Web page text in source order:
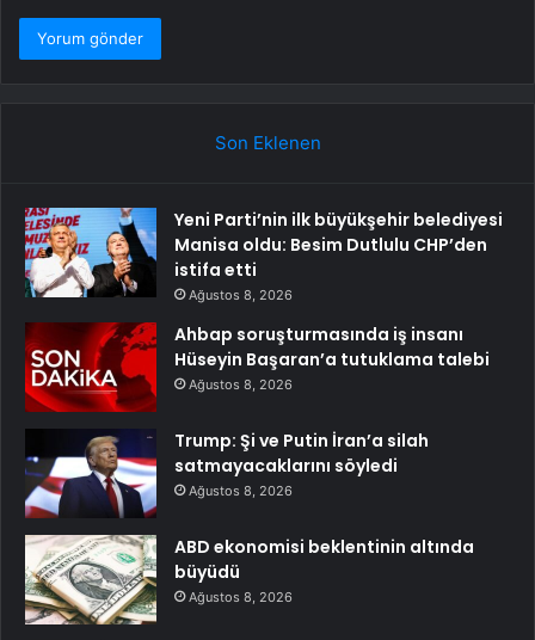
Son Eklenen
Yeni Parti’nin ilk büyükşehir belediyesi
Manisa oldu: Besim Dutlulu CHP’den
istifa etti
Ağustos 8, 2026
Ahbap soruşturmasında iş insanı
Hüseyin Başaran’a tutuklama talebi
Ağustos 8, 2026
Trump: Şi ve Putin İran’a silah
satmayacaklarını söyledi
Ağustos 8, 2026
ABD ekonomisi beklentinin altında
büyüdü
Ağustos 8, 2026